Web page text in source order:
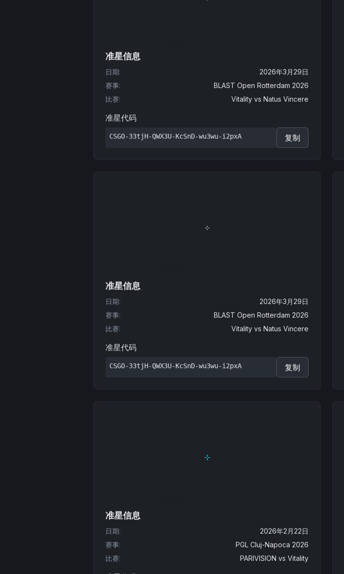
准星信息
日期:
2026年3月29日
赛事:
BLAST Open Rotterdam 2026
比赛: Vitality vs Natus Vincere
准星代码
CSGO-33tjH-QWX3U-KcSnD-wu3wu-i2pxA 复制
准星信息
日期:
2026年3月29日
赛事:
BLAST Open Rotterdam 2026
比赛: Vitality vs Natus Vincere
准星代码
CSGO-33tjH-QWX3U-KcSnD-wu3wu-i2pxA 复制
准星信息
日期:
2026年2月22日
赛事:
PGL Cluj-Napoca 2026
比赛: PARIVISION vs Vitality